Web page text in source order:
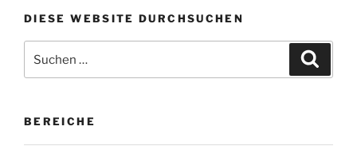
DIESE WEBSITE DURCHSUCHEN
nach:
BEREICHE